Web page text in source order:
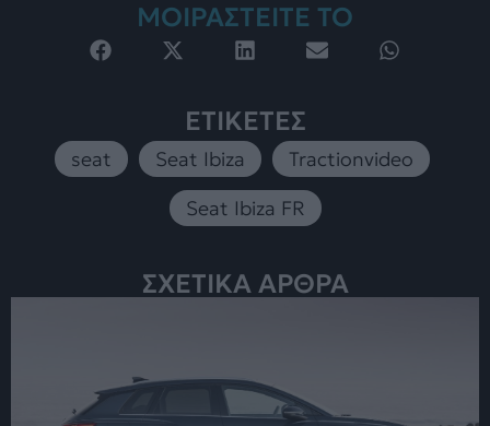
ΜΟΙΡΑΣΤΕΙΤΕ ΤΟ
ΕΤΙΚΕΤΕΣ
seat Seat Ibiza Tractionvideo
Seat Ibiza FR
ΣΧΕΤΙΚΑ ΑΡΘΡΑ